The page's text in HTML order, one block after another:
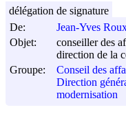
De:
Jean-Yves
Objet:
conseiller des
direction de la
Groupe:
Conseil des
Direction
modernisation
délégation de signature